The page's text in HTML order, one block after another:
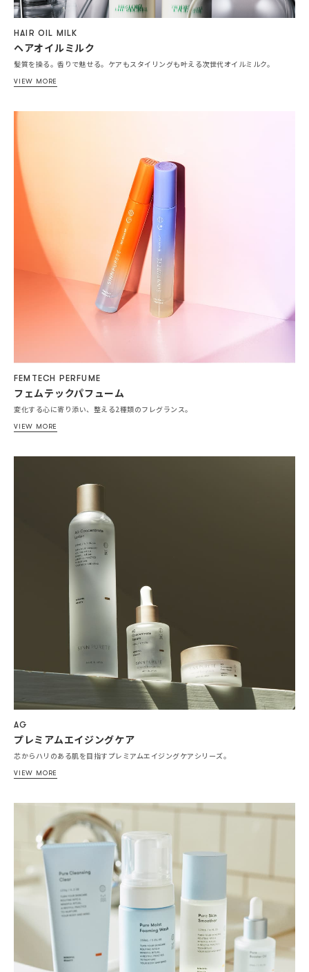
HAIR OIL MILK
ヘアオイルミルク
髪質を操る。香りで魅せる。ケアもスタイリングも叶える次世代オイルミルク。
VIEW MORE
FEMTECH PERFUME
フェムテックパフューム
変化する心に寄り添い、整える2種類のフレグランス。
VIEW MORE
AG
プレミアムエイジングケア
芯からハリのある肌を目指すプレミアムエイジングケアシリーズ。
VIEW MORE